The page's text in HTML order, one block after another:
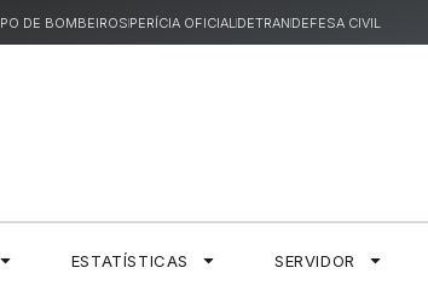
DE BOMBEIROSPERÍCIA OFICIALDETRANDEFESA CIVIL
ESTATÍSTICAS SERVIDOR